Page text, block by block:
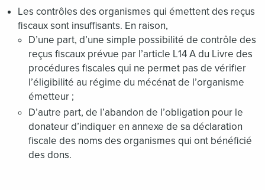
Les contrôles des organismes qui émettent des reçus
fiscaux sont insuffisants. En raison,
D’une part, d’une simple possibilité de contrôle des
reçus fiscaux prévue par l’article L14 A du Livre des
procédures fiscales qui ne permet pas de vérifier
l’éligibilité au régime du mécénat de l’organisme
émetteur ;
D’autre part, de l’abandon de l’obligation pour le
donateur d’indiquer en annexe de sa déclaration
fiscale des noms des organismes qui ont bénéficié
des dons.